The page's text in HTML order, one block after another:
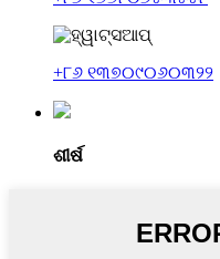
+୮୬ ୧୩୭୦୯୦୬୦୩୨୨
ଶୀର୍ଷ